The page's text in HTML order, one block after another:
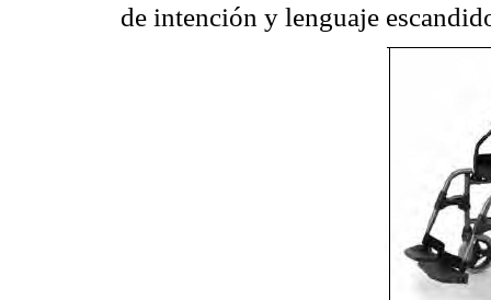
de intención y lenguaje